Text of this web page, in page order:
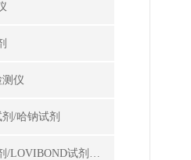
仪
/哈钠试剂
德国罗威邦试剂/LOVIBOND试剂/罗威邦试剂